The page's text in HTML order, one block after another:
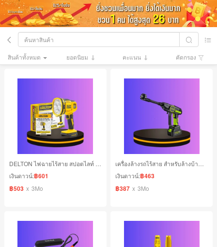
สินค้าทั้งหมด ยอดนิยม คะแนน คัดกรอง
เงินดาวน์:฿601
฿503 x 3Mo
เงินดาวน์:฿463
฿387 x 3Mo